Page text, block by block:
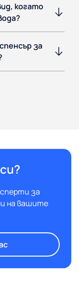
когато
за
за
на вашите